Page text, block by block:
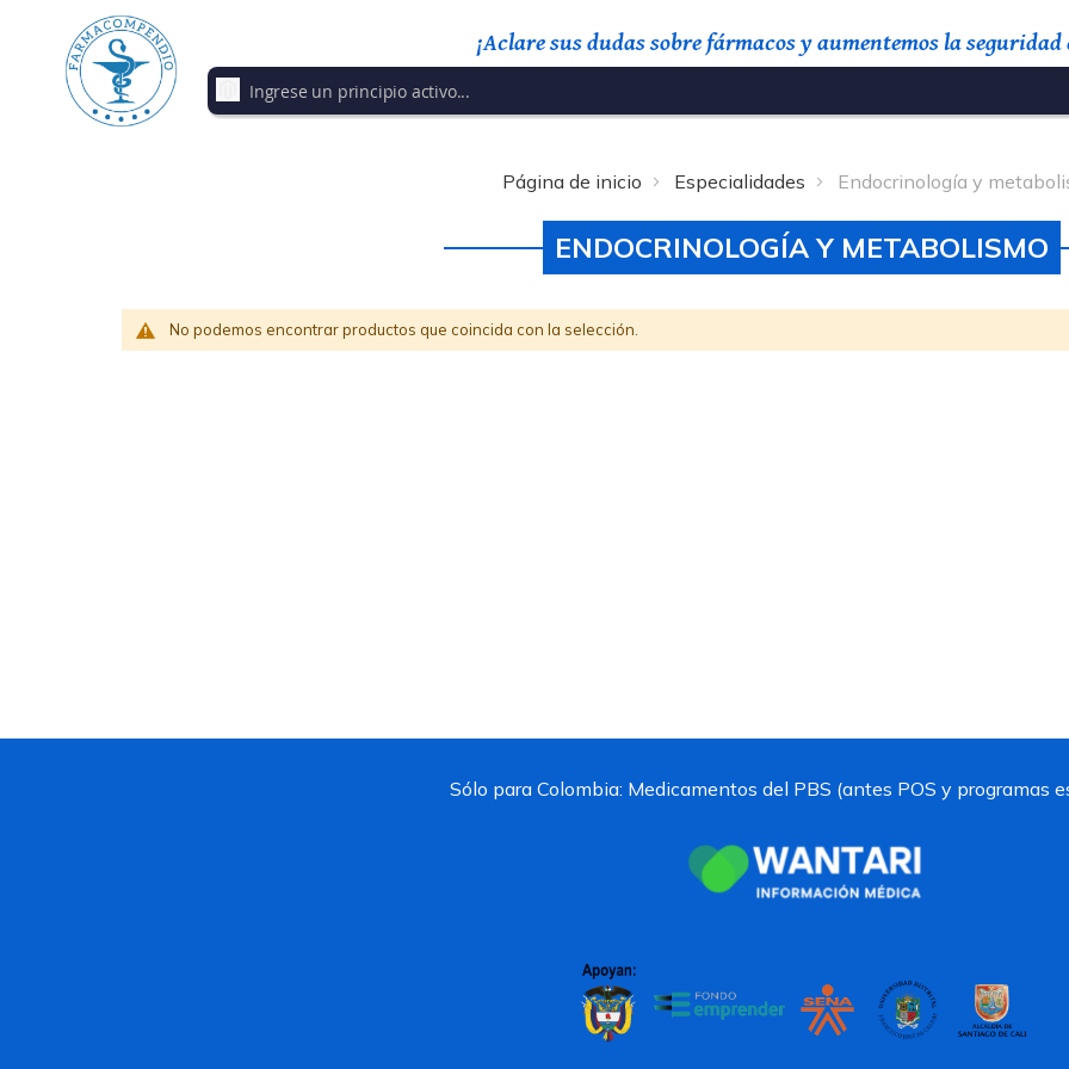
¡Aclare sus dudas sobre fármacos y aumentemos la
Buscar
Página de inicio Especialidades Endocrinología y
ENDOCRINOLOGÍA Y METABOLISMO
No podemos encontrar productos que coincida con la selección.
Sólo para Colombia: Medicamentos del PBS (antes POS y programas